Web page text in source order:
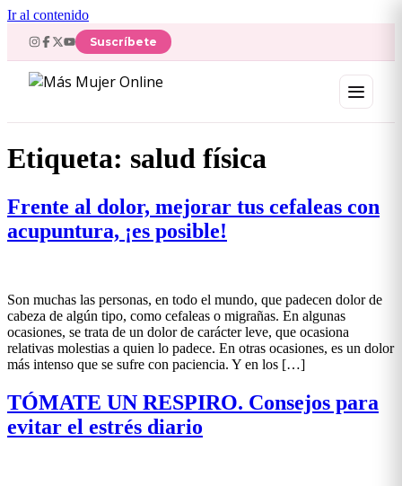
Ir al contenido
Suscríbete
Etiqueta: salud física
Frente al dolor, mejorar tus cefaleas con
acupuntura, ¡es posible!
Son muchas las personas, en todo el mundo, que padecen dolor de
cabeza de algún tipo, como cefaleas o migrañas. En algunas
ocasiones, se trata de un dolor de carácter leve, que ocasiona
relativas molestias a quien lo padece. En otras ocasiones, es un dolor
más intenso que se sufre con paciencia. Y en los […]
TÓMATE UN RESPIRO. Consejos para
evitar el estrés diario